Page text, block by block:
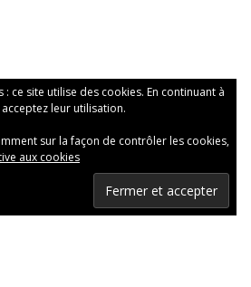
ce site utilise des cookies. En continuant à
leur utilisation.
sur la façon de contrôler les cookies,
aux cookies